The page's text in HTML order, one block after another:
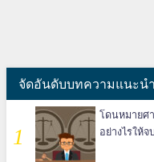
จัดอันดับบทความแนะนำ
โดนหมายศ
อย่างไรให้จ